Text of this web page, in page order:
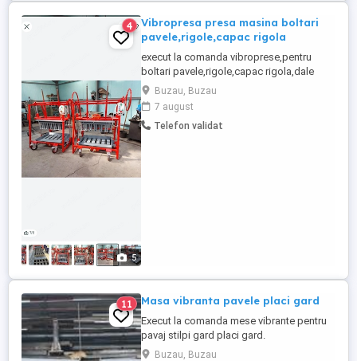
5
4
Vibropresa presa masina boltari
pavele,rigole,capac rigola
execut la comanda vibroprese,pentru
boltari pavele,rigole,capac rigola,dale
vibropresele sunt noi si se ofera garantie
mai multe informatii la tel
Buzau, Buzau
7 august
Telefon validat
11 Masa vibranta pavele placi gard
Execut la comanda mese vibrante pentru
pavaj stilpi gard placi gard.
Buzau, Buzau